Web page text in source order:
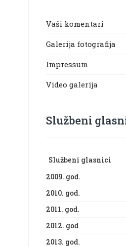
Vaši komentari
Galerija fotografija
Impressum
Video galerija
Službeni
Službeni glasnici
2009. god.
2010. god.
2011. god.
2012. god
2013. god.